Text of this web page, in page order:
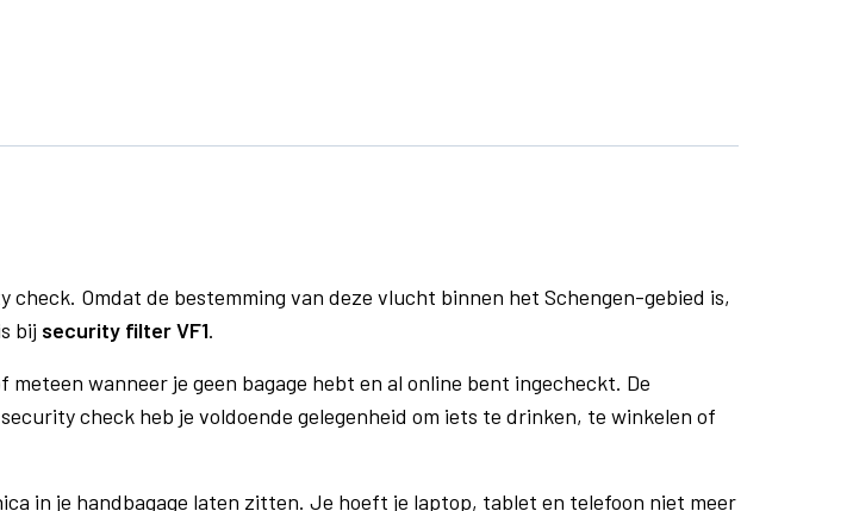
Omdat de bestemming van deze vlucht binnen het Schengen-gebied is,
bij security filter VF1.
wanneer je geen bagage hebt en al online bent ingecheckt. De
check heb je voldoende gelegenheid om iets te drinken, te winkelen of
in je handbagage laten zitten. Je hoeft je laptop, tablet en telefoon niet meer